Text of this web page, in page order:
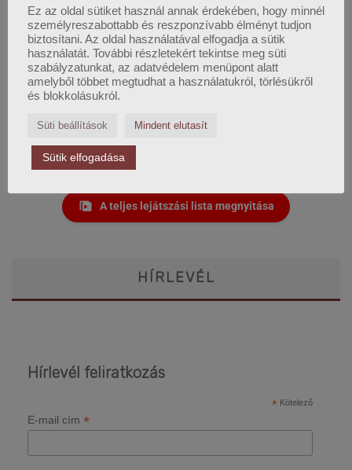
A teljes lejátszási lista megnyitása
HÍRLEVÉL
Hírlevél feliratkozás
* Kötelező
E-mail cím *
Ez az oldal sütiket használ annak érdekében, hogy minnél
személyreszabottabb és reszponzívabb élményt tudjon
biztosítani. Az oldal használatával elfogadja a sütik
használatát. További részletekért tekintse meg süti
szabályzatunkat, az adatvédelem menüpont alatt
amelyből többet megtudhat a használatukról, törlésükről
és blokkolásukról.
Süti beállítások Mindent elutasít
Sütik elfogadása